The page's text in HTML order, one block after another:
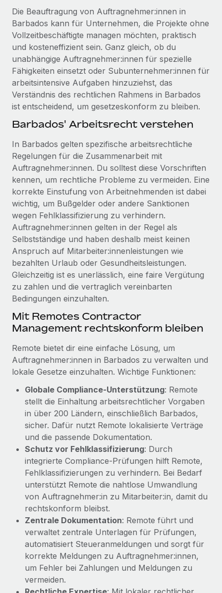
DIENSTLEISTUNGEN
Frag unsere Expert:innen
Hilfe von Expert:innen für globale HR & Compliance
Background-Checks
Einfacheres Bewerber:innen-Screening
Compliance Watchtower
Lückenlose Compliance
Geräteverwaltung
Globale Bereitstellung und Verfolgung von IT-
Geräten
Gründung von Niederlassungen
Schnelle, rechtssichere Gründung von
Niederlassungen
Mobilität und Relocation
Mühelose Relocation von Mitarbeiter:innen
Benefits
Mühelose Verwaltung von Benefits
Remote Build
Demnächst verfügbar
Beratung zu Integrationen und KI-Automatisierung
FALLSTUDIEN
So hat der KI-Vorreiter Weaviate sein Team mit
Remote um 120 % vergrößert
Weaviate auf einen Blick Weaviate entwickelt KI-basierte
Open-Source-Infrastrukturen. Das...
Mehr erfahren
Revolution des Enterprise Contractor
Managements – die Erfolgsgeschichte einer
globalen Content-Agentur mit Remote
Auf einen Blick Erfahre mehr über die unglaubliche
Transformation einer weltweit erfolgreichen...
Mehr erfahren
Informationen zu Gehältern und Qualifikationen
Insights Center
Hol dir Unterstützung
Alle Ressourcen anzeigen
BLOG
Globale Payroll
EOR und PEO
Contractor Management
Steuern
Den Blog erkunden
BLOG
Neues zu Remote-Produkten: Integration mit
Gusto und Zero und Contractor Management
Auch im neuen Jahr wollen wir bei Remote Unternehmen
Mehr erfahren
Wie Phiture 55 Mitarbeiter:innen in 19 Ländern
mit Remote verwaltet
Phiture ist der unumstrittene Marktführer im Bereich der
Wachstumsberatung für mobile Apps. Das...
Mehr erfahren
Die Beauftragung von Auftragnehmer:innen in
Barbados kann für Unternehmen, die Projekte ohne
Vollzeitbeschäftigte managen möchten, praktisch
und kosteneffizient sein. Ganz gleich, ob du
unabhängige Auftragnehmer:innen für spezielle
Fähigkeiten einsetzt oder Subunternehmer:innen für
arbeitsintensive Aufgaben hinzuziehst, das
Verständnis des rechtlichen Rahmens in Barbados
ist entscheidend, um gesetzeskonform zu bleiben.
Barbados' Arbeitsrecht verstehen
In Barbados gelten spezifische arbeitsrechtliche
Regelungen für die Zusammenarbeit mit
Auftragnehmer:innen. Du solltest diese Vorschriften
kennen, um rechtliche Probleme zu vermeiden. Eine
korrekte Einstufung von Arbeitnehmenden ist dabei
wichtig, um Bußgelder oder andere Sanktionen
wegen Fehlklassifizierung zu verhindern.
Auftragnehmer:innen gelten in der Regel als
Selbstständige und haben deshalb meist keinen
Anspruch auf Mitarbeiter:innenleistungen wie
bezahlten Urlaub oder Gesundheitsleistungen.
Gleichzeitig ist es unerlässlich, eine faire Vergütung
zu zahlen und die vertraglich vereinbarten
Bedingungen einzuhalten.
Mit Remotes Contractor
Management rechtskonform bleiben
Remote bietet dir eine einfache Lösung, um
Auftragnehmer:innen in Barbados zu verwalten und
lokale Gesetze einzuhalten. Wichtige Funktionen:
Globale Compliance‑Unterstützung: Remote
stellt die Einhaltung arbeitsrechtlicher Vorgaben
in über 200 Ländern, einschließlich Barbados,
sicher. Dafür nutzt Remote lokalisierte Verträge
und die passende Dokumentation.
Schutz vor Fehlklassifizierung: Durch
integrierte Compliance‑Prüfungen hilft Remote,
Fehlklassifizierungen zu verhindern. Bei Bedarf
unterstützt Remote die nahtlose Umwandlung
von Auftragnehmer:in zu Mitarbeiter:in, damit du
rechtskonform bleibst.
Zentrale Dokumentation: Remote führt und
verwaltet zentrale Unterlagen für Prüfungen,
automatisiert Steueranmeldungen und sorgt für
korrekte Meldungen zu Auftragnehmer:innen,
um Fehler bei Zahlungen und Meldungen zu
vermeiden.